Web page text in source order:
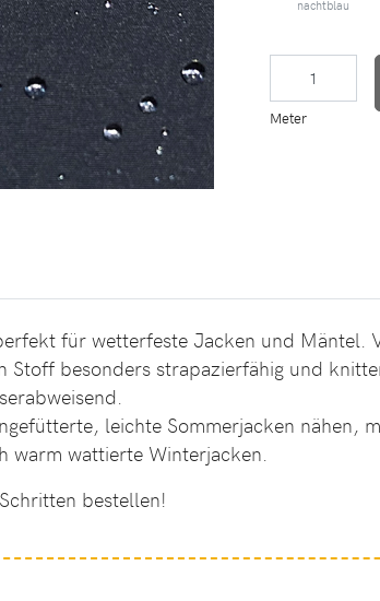
nachtblau
Meter
für wetterfeste Jacken und Mäntel.
besonders strapazierfähig und
leichte Sommerjacken nähen,
warm wattierte Winterjacken.
bestellen!